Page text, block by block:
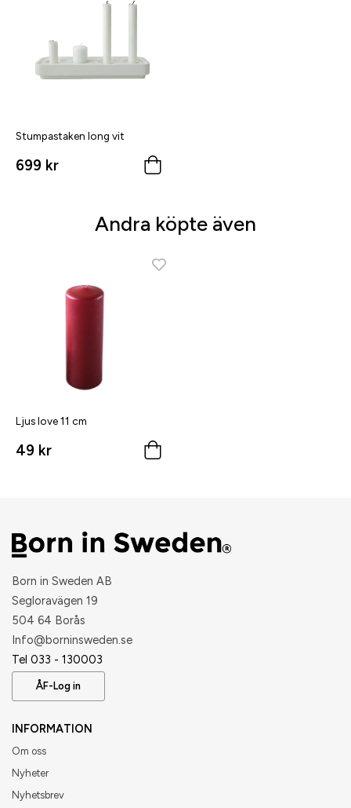
Stumpastaken long vit
699 kr
Andra köpte även
Ljus love 11 cm
49 kr
Born in Sweden AB
Segloravägen 19
504 64 Borås
​Info@borninsweden.se
Tel 033 - 130003
ÅF-Log in
INFORMATION
Om oss
Nyheter
Nyhetsbrev